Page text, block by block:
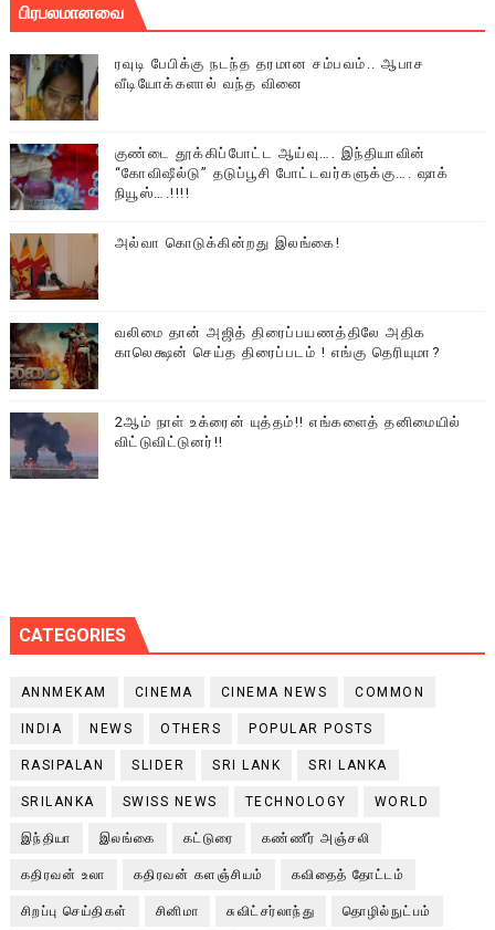
பிரபலமானவை
ரவுடி பேபிக்கு நடந்த தரமான சம்பவம்.. ஆபாச
வீடியோக்களால் வந்த வினை
குண்டை தூக்கிப்போட்ட ஆய்வு…. இந்தியாவின்
“கோவிஷீல்டு” தடுப்பூசி போட்டவர்களுக்கு…. ஷாக்
நியூஸ்….!!!!
அல்வா கொடுக்கின்றது இலங்கை!
வலிமை தான் அஜித் திரைப்பயணத்திலே அதிக
காலெக்ஷன் செய்த திரைப்படம் ! எங்கு தெரியுமா?
2ஆம் நாள் உக்ரைன் யுத்தம்!! எங்களைத் தனிமையில்
விட்டுவிட்டுனர்!!
CATEGORIES
ANNMEKAM CINEMA CINEMA NEWS COMMON
INDIA NEWS OTHERS POPULAR POSTS
RASIPALAN SLIDER SRI LANK SRI LANKA
SRILANKA SWISS NEWS TECHNOLOGY WORLD
இந்தியா இலங்கை கட்டுரை கண்ணீர் அஞ்சலி
கதிரவன் உலா கதிரவன் களஞ்சியம் கவிதைத் தோட்டம்
சிறப்பு செய்திகள் சினிமா சுவிட்சர்லாந்து தொழில்நுட்பம்